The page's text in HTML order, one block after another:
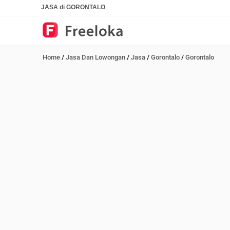
JASA di GORONTALO
Home / Jasa Dan Lowongan / Jasa / Gorontalo / Gorontalo